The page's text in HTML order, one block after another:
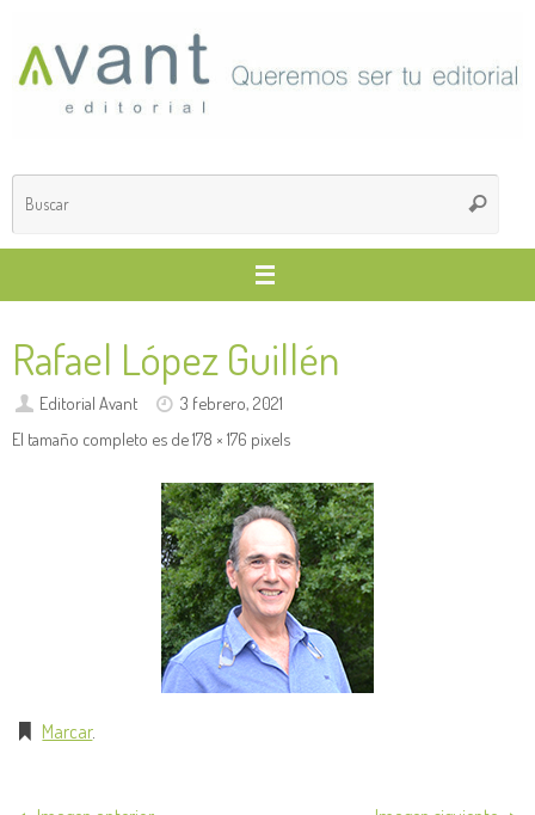
contenido
Buscar
Rafael López Guillén
Editorial Avant
3 febrero, 2021
El tamaño completo es de178 × 176 pixels
Marcar.